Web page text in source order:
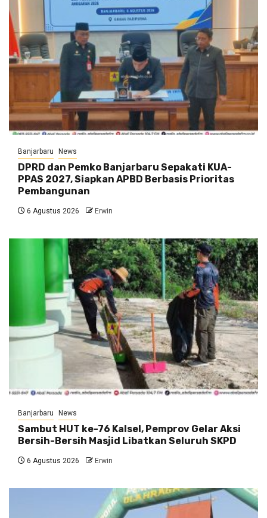
Banjarbaru News
DPRD dan Pemko Banjarbaru Sepakati KUA-
PPAS 2027, Siapkan APBD Berbasis Prioritas
Pembangunan
6 Agustus 2026 Erwin
Banjarbaru News
Sambut HUT ke-76 Kalsel, Pemprov Gelar Aksi
Bersih-Bersih Masjid Libatkan Seluruh SKPD
6 Agustus 2026 Erwin